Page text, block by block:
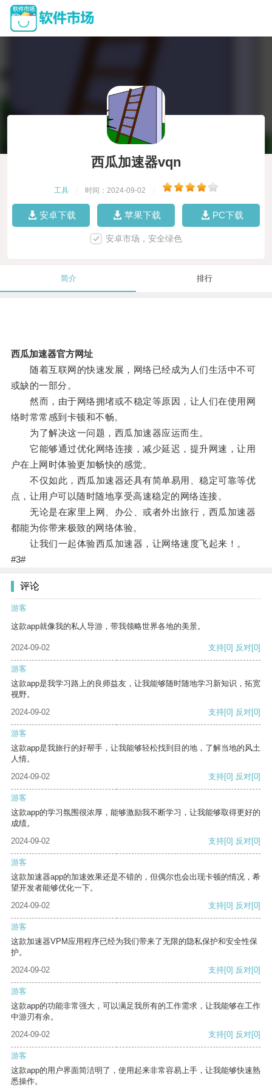
西瓜加速器vqn
工具 时间：2024-09-02
安卓下载 苹果下载 PC下载
安卓市场，安全绿色
简介 排行
西瓜加速器官方网址
随着互联网的快速发展，网络已经成为人们生活中不可
或缺的一部分。
然而，由于网络拥堵或不稳定等原因，让人们在使用网
络时常常感到卡顿和不畅。
为了解决这一问题，西瓜加速器应运而生。
它能够通过优化网络连接，减少延迟，提升网速，让用
户在上网时体验更加畅快的感觉。
不仅如此，西瓜加速器还具有简单易用、稳定可靠等优
点，让用户可以随时随地享受高速稳定的网络连接。
无论是在家里上网、办公、或者外出旅行，西瓜加速器
都能为你带来极致的网络体验。
让我们一起体验西瓜加速器，让网络速度飞起来！。
#3#
评论
游客
这款app就像我的私人导游，带我领略世界各地的美景。
2024-09-02 支持[0] 反对[0]
游客
这款app是我学习路上的良师益友，让我能够随时随地学习新知识，拓宽
视野。
2024-09-02
支持[0] 反对[0]
游客
这款app是我旅行的好帮手，让我能够轻松找到目的地，了解当地的风土
人情。
2024-09-02
支持[0] 反对[0]
游客
这款app的学习氛围很浓厚，能够激励我不断学习，让我能够取得更好的
成绩。
2024-09-02
支持[0] 反对[0]
游客
这款加速器app的加速效果还是不错的，但偶尔也会出现卡顿的情况，希
望开发者能够优化一下。
2024-09-02
支持[0] 反对[0]
游客
这款加速器VPM应用程序已经为我们带来了无限的隐私保护和安全性保
护。
2024-09-02
支持[0] 反对[0]
游客
这款app的功能非常强大，可以满足我所有的工作需求，让我能够在工作
中游刃有余。
2024-09-02
支持[0] 反对[0]
游客
这款app的用户界面简洁明了，使用起来非常容易上手，让我能够快速熟
悉操作。